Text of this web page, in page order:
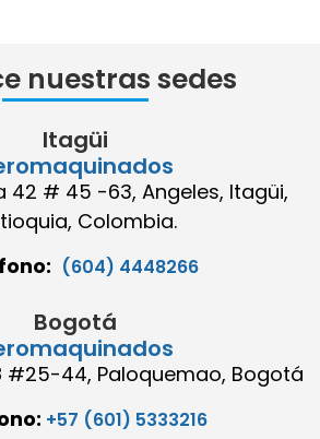
nuestras sedes
Itagüi
42 # 45 -63, Angeles, Itagüi,
Colombia.
(604) 4448266
Bogotá
#25-44, Paloquemao, Bogotá
+57 (601) 5333216